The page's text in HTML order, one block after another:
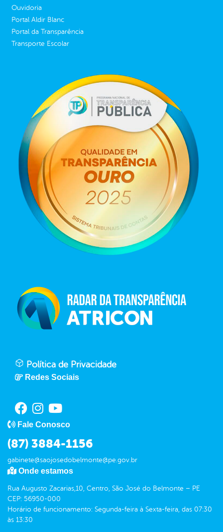
Ouvidoria
Portal Aldir Blanc
Portal da Transparência
Transporte Escolar
Política de Privacidade
Redes Sociais
Fale Conosco
(87) 3884-1156
gabinete@saojosedobelmonte@pe.gov.br
Onde estamos
Rua Augusto Zacarias,10, Centro, São José do Belmonte – PE
CEP: 56950-000
Horário de funcionamento: Segunda-feira à Sexta-feira, das 07:30
às 13:30